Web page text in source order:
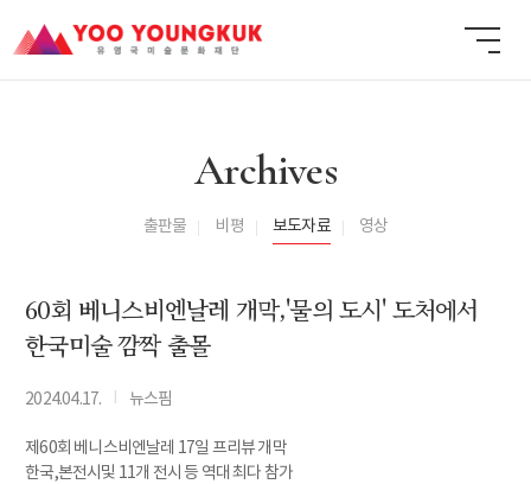
Archives
출판물 비평 보도자료 영상
60회 베니스비엔날레 개막,'물의 도시' 도처에서
한국미술 깜짝 출몰
2024.04.17. 뉴스핌
제60회 베니스비엔날레 17일 프리뷰 개막
한국,본전시및 11개 전시 등 역대 최다 참가